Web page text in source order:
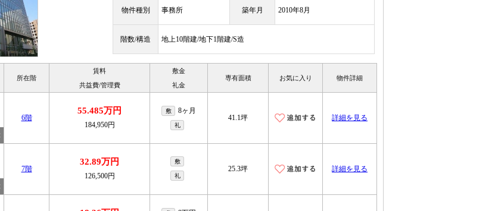
物件種別 事務所 築年月 2010年8月
階数/構造 地上10階建/地下1階建/S造
所在階
賃料
共益費/管理費
敷金
礼金
専有面積 お気に入り 物件詳細
6階
55.485万円
184,950円
敷 8ヶ月
礼
41.1坪 詳細を見る
7階
32.89万円
126,500円
敷
礼
25.3坪 詳細を見る